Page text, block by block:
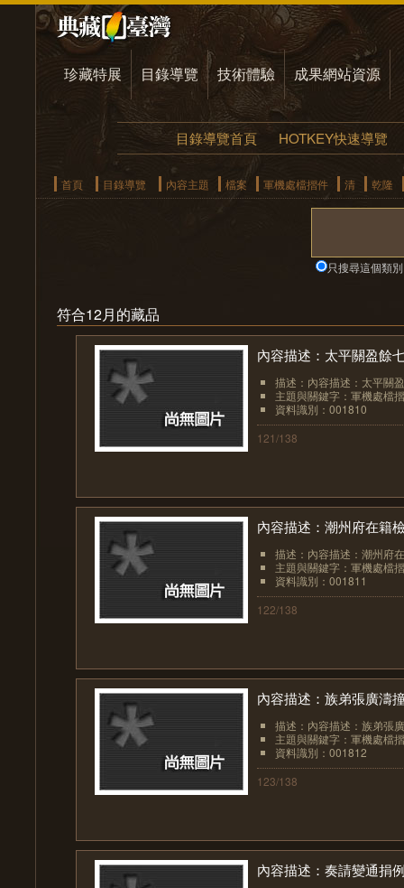
珍藏特展 目錄導覽 技術體驗 成果網站資源
目錄導覽首頁 HOTKEY快速導覽
首頁 目錄導覽 內容主題 檔案 軍機處檔摺件 清 乾隆
只搜尋這個類別
符合12月的藏品
內容描述：太平關盈餘
描述：內容描述：太平關
主題與關鍵字：軍機處檔
資料識別：001810
121/138
內容描述：潮州府在籍
描述：內容描述：潮州府
主題與關鍵字：軍機處檔
資料識別：001811
122/138
內容描述：族弟張廣濤
描述：內容描述：族弟張
主題與關鍵字：軍機處檔
資料識別：001812
123/138
內容描述：奏請變通捐